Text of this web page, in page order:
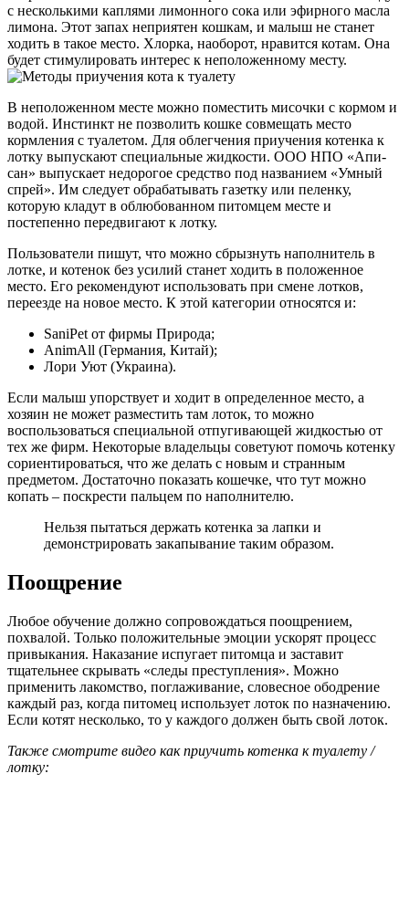
с несколькими каплями лимонного сока или эфирного масла
лимона. Этот запах неприятен кошкам, и малыш не станет
ходить в такое место. Хлорка, наоборот, нравится котам. Она
будет стимулировать интерес к неположенному месту.
В неположенном месте можно поместить мисочки с кормом и
водой. Инстинкт не позволить кошке совмещать место
кормления с туалетом. Для облегчения приучения котенка к
лотку выпускают специальные жидкости. ООО НПО «Апи-
сан» выпускает недорогое средство под названием «Умный
спрей». Им следует обрабатывать газетку или пеленку,
которую кладут в облюбованном питомцем месте и
постепенно передвигают к лотку.
Пользователи пишут, что можно сбрызнуть наполнитель в
лотке, и котенок без усилий станет ходить в положенное
место. Его рекомендуют использовать при смене лотков,
переезде на новое место. К этой категории относятся и:
SaniPet от фирмы Природа;
AnimAll (Германия, Китай);
Лори Уют (Украина).
Если малыш упорствует и ходит в определенное место, а
хозяин не может разместить там лоток, то можно
воспользоваться специальной отпугивающей жидкостью от
тех же фирм. Некоторые владельцы советуют помочь котенку
сориентироваться, что же делать с новым и странным
предметом. Достаточно показать кошечке, что тут можно
копать – поскрести пальцем по наполнителю.
Нельзя пытаться держать котенка за лапки и
демонстрировать закапывание таким образом.
Поощрение
Любое обучение должно сопровождаться поощрением,
похвалой. Только положительные эмоции ускорят процесс
привыкания. Наказание испугает питомца и заставит
тщательнее скрывать «следы преступления». Можно
применить лакомство, поглаживание, словесное ободрение
каждый раз, когда питомец использует лоток по назначению.
Если котят несколько, то у каждого должен быть свой лоток.
Также смотрите видео как приучить котенка к туалету /
лотку: